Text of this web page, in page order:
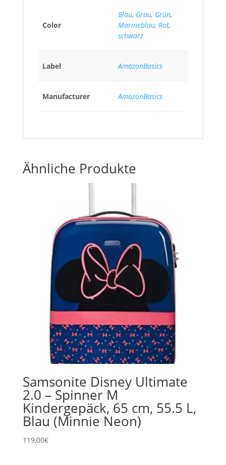
Color
Blau, Grau, Grün,
Marineblau, Rot,
schwarz
Label AmazonBasics
Manufacturer AmazonBasics
Ähnliche Produkte
Samsonite Disney Ultimate
2.0 – Spinner M
Kindergepäck, 65 cm, 55.5 L,
Blau (Minnie Neon)
119,00€